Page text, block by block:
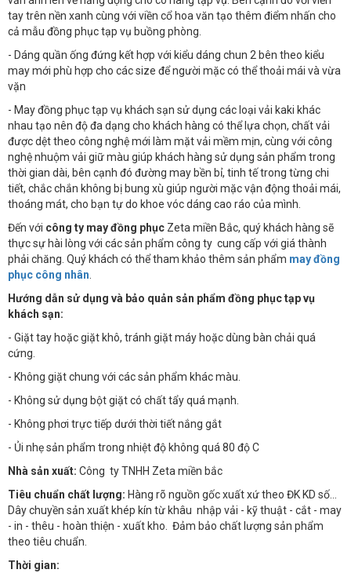
tay trên nền xanh cùng với viền cổ hoa văn tạo thêm điểm nhấn cho
cả mẫu đồng phục tạp vụ buồng phòng.
- Dáng quần ống đứng kết hợp với kiểu dáng chun 2 bên theo kiểu
may mới phù hợp cho các size để người mặc có thể thoải mái và vừa
vặn
- May đồng phục tạp vụ khách sạn sử dụng các loại vải kaki khác
nhau tạo nên độ đa dạng cho khách hàng có thể lựa chọn, chất vải
được dệt theo công nghệ mới làm mặt vải mềm mịn, cùng với công
nghệ nhuộm vải giữ màu giúp khách hàng sử dụng sản phẩm trong
thời gian dài, bên cạnh đó đường may bền bỉ, tinh tế trong từng chi
tiết, chắc chắn không bị bung xù giúp người mặc vận động thoải mái,
thoáng mát, cho bạn tự do khoe vóc dáng cao ráo của mình.
Đến với công ty may đồng phục Zeta miền Bắc, quý khách hàng sẽ
thực sự hài lòng với các sản phẩm công ty cung cấp với giá thành
phải chăng. Quý khách có thể tham khảo thêm sản phẩm may đồng
phục công nhân.
Hướng dẫn sử dụng và bảo quản sản phẩm đồng phục tạp vụ
khách sạn:
- Giặt tay hoặc giặt khô, tránh giặt máy hoặc dùng bàn chải quá
cứng.
- Không giặt chung với các sản phẩm khác màu.
- Không sử dụng bột giặt có chất tẩy quá mạnh.
- Không phơi trực tiếp dưới thời tiết nắng gắt
- Ủi nhẹ sản phẩm trong nhiệt độ không quá 80 độ C
Nhà sản xuất: Công ty TNHH Zeta miền bắc
Tiêu chuẩn chất lượng: Hàng rõ nguồn gốc xuất xứ theo ĐK KD số…
Dây chuyền sản xuất khép kín từ khâu nhập vải - kỹ thuật - cắt - may
- in - thêu - hoàn thiện - xuất kho. Đảm bảo chất lượng sản phẩm
theo tiêu chuẩn.
Thời gian: